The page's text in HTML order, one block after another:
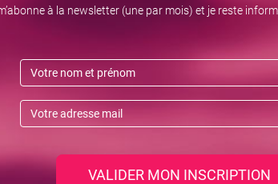
à la newsletter (une par mois) et je reste
VALIDER MON INSCRIPTION